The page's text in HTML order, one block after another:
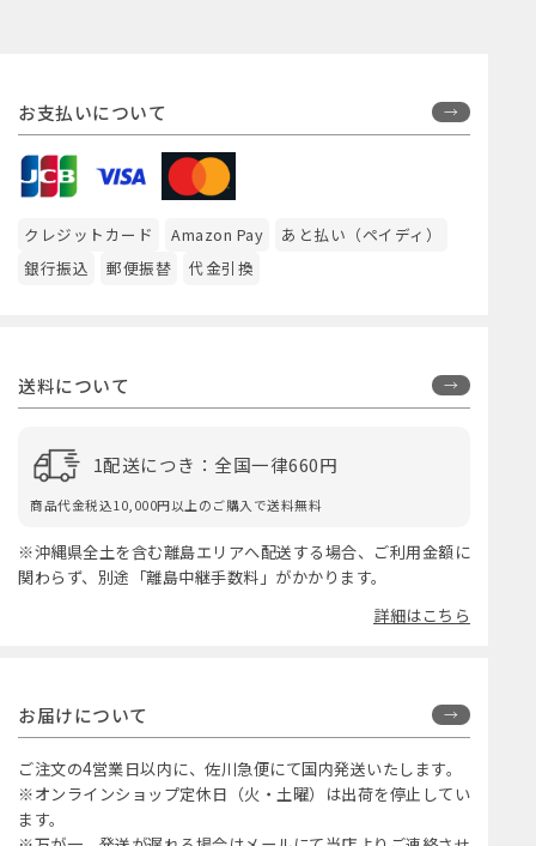
お支払いについて
クレジットカード Amazon Pay
あと払い（ペイディ）
銀行振込
郵便振替 代金引換
送料について
1配送につき：全国一律660円
商品代金税込10,000円以上のご購入で送料無料
※沖縄県全土を含む離島エリアへ配送する場合、ご利用金額に
関わらず、別途「離島中継手数料」がかかります。
詳細はこちら
お届けについて
ご注文の4営業日以内に、佐川急便にて国内発送いたします。
※オンラインショップ定休日（火・土曜）は出荷を停止してい
ます。